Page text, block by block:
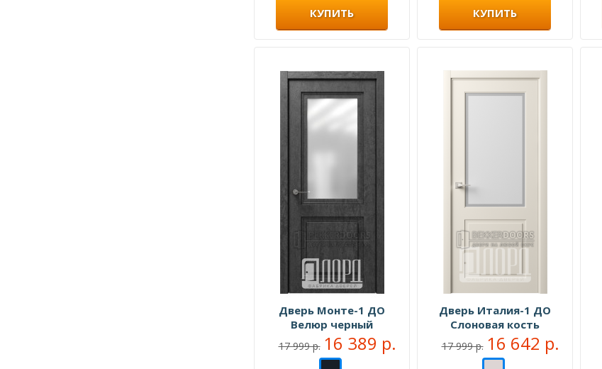
КУПИТЬ КУПИТЬ
Дверь Монте-1 ДО
Велюр черный
17 999 р. 16 389 р.
Дверь Италия-1 ДО
Слоновая кость
17 999 р. 16 642 р.